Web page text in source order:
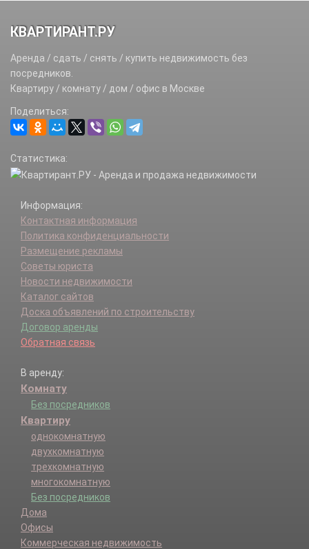
КВАРТИРАНТ.РУ
Аренда / сдать / снять / купить недвижимость без
посредников.
Квартиру / комнату / дом / офис в Москве
Поделиться:
Статистика:
Информация:
Контактная информация
Политика конфиденциальности
Размещение рекламы
Советы юриста
Новости недвижимости
Каталог сайтов
Доска объявлений по строительству
Договор аренды
Обратная связь
В аренду:
Комнату
Без посредников
Квартиру
однокомнатную
двухкомнатную
трехкомнатную
многокомнатную
Без посредников
Дома
Офисы
Коммерческая недвижимость